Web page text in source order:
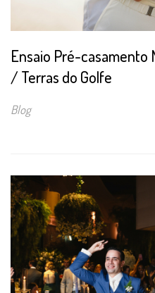
Ensaio Pré-casamento
/ Terras do Golfe
Blog